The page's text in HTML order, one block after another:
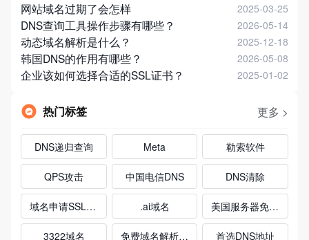
网站域名过期了会怎样 2025-03-25
DNS查询工具操作步骤有哪些？ 2026-05-14
动态域名解析是什么？ 2025-12-18
韩国DNS的作用有哪些？ 2026-05-08
企业该如何选择合适的SSL证书？ 2025-01-02
热门标签 更多 >
DNS递归查询 Meta 勒索软件
QPS攻击 中国电信DNS DNS清除
域名申请SSL证书 .ai域名 美国服务器免备案
3322域名 免费域名解析网站 首选DNS地址